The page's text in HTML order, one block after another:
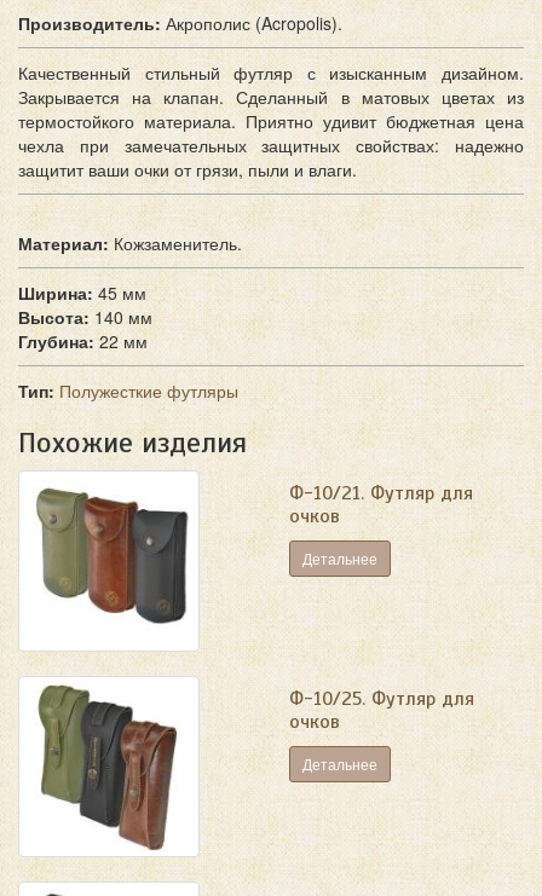
Производитель: Акрополис (Acropolis).
Качественный стильный футляр с изысканным дизайном.
Закрывается на клапан. Сделанный в матовых цветах из
термостойкого материала. Приятно удивит бюджетная цена
чехла при замечательных защитных свойствах: надежно
защитит ваши очки от грязи, пыли и влаги.
Материал: Кожзаменитель.
Ширина: 45 мм
Высота: 140 мм
Глубина:22 мм
Тип: Полужесткие футляры
Похожие изделия
Ф-10/21. Футляр для
очков
Детальнее
Ф-10/25. Футляр для
очков
Детальнее